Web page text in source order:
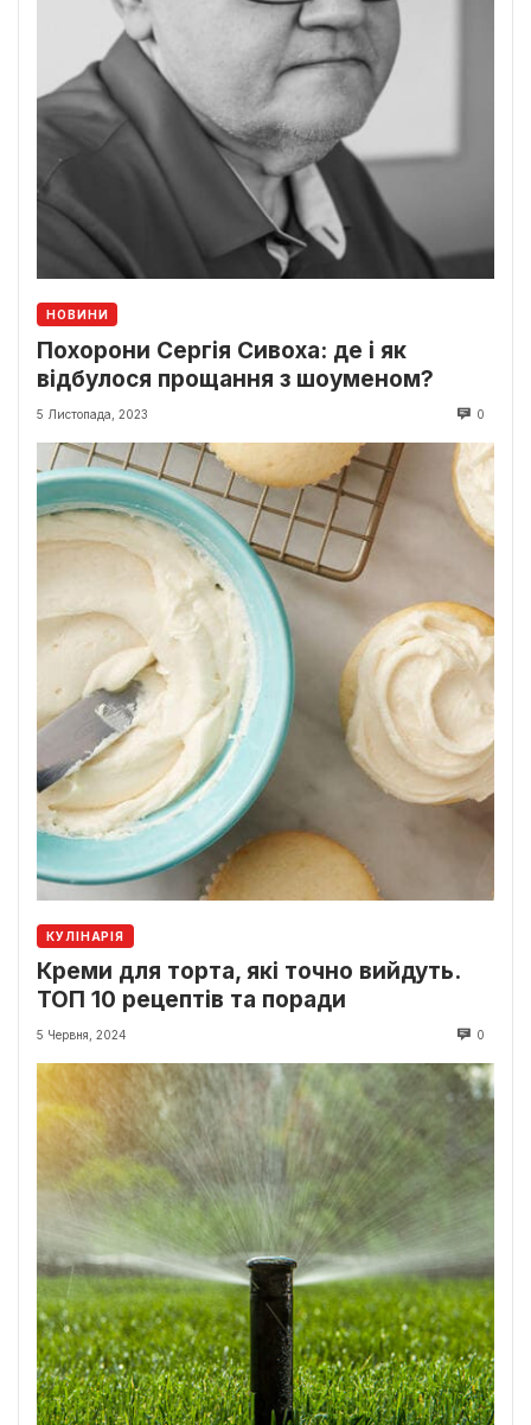
НОВИНИ
Похорони Сергія Сивоха: де і як
відбулося прощання з шоуменом?
5 Листопада, 2023 0
КУЛІНАРІЯ
Креми для торта, які точно вийдуть.
ТОП 10 рецептів та поради
5 Червня, 2024 0